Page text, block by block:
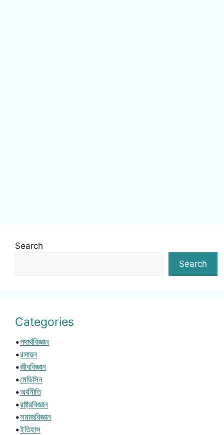
Search
Search
Categories
•পদার্থবিজ্ঞান
•রসায়ন
•জীববিজ্ঞান
•মেডিসিন
•অর্থনীতি
•রাষ্ট্রবিজ্ঞান
•সমাজবিজ্ঞান
•ইতিহাস